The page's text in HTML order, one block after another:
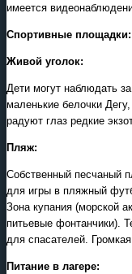
имеется
Спортивные площадки:
Живой уголок:
Дети могут наблюдать
маленькие белочки
радуют глаз редкие
Пляж:
Собственный песчаный
для игры в пляжный
Зона купания (морской
питьевые фонтанчики).
для спасателей.
Питание в лагере: